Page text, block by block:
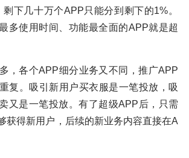
下几十万个APP只能分到剩下的1%。
多使用时间、功能最全面的APP就是超
，各个APP细分业务又不同，推广APP
复。吸引新用户买衣服是一笔投放，吸
又是一笔投放。有了超级APP后，只需
获得新用户，后续的新业务内容直接在A